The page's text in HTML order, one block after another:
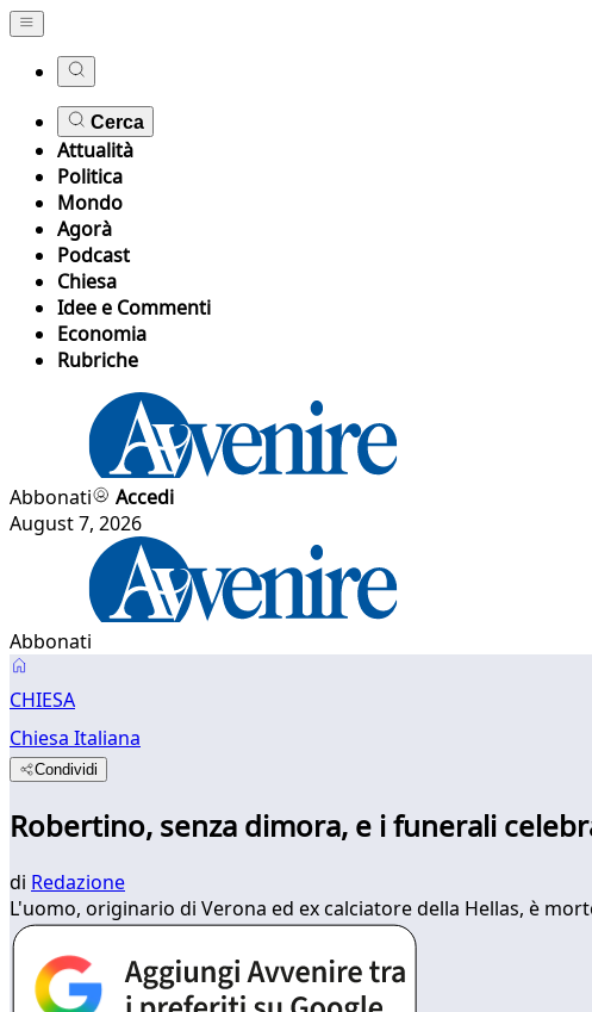
Cerca
Attualità
Politica
Mondo
Agorà
Podcast
Chiesa
Idee e Commenti
Economia
Rubriche
Abbonati
Accedi
August 7, 2026
Abbonati
CHIESA
Chiesa Italiana
Condividi
Robertino, senza dimora, e i funerali
di Redazione
L'uomo, originario di Verona ed ex calciatore della Hellas, è